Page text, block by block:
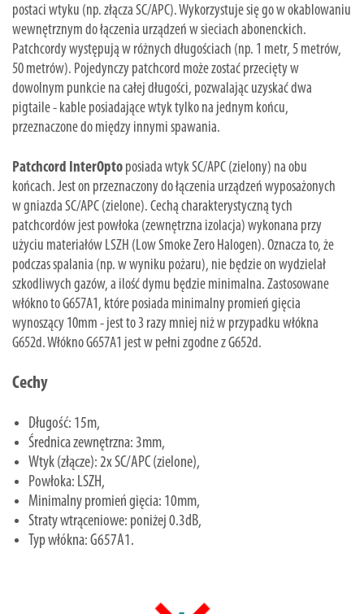
postaci wtyku (np. złącza SC/APC). Wykorzystuje się go w okablowaniu
wewnętrznym do łączenia urządzeń w sieciach abonenckich.
Patchcordy występują w różnych długościach (np. 1 metr, 5 metrów,
50 metrów). Pojedynczy patchcord może zostać przecięty w
dowolnym punkcie na całej długości, pozwalając uzyskać dwa
pigtaile - kable posiadające wtyk tylko na jednym końcu,
przeznaczone do między innymi spawania.
Patchcord InterOpto posiada wtyk SC/APC (zielony) na obu
końcach. Jest on przeznaczony do łączenia urządzeń wyposażonych
w gniazda SC/APC (zielone). Cechą charakterystyczną tych
patchcordów jest powłoka (zewnętrzna izolacja) wykonana przy
użyciu materiałów LSZH (Low Smoke Zero Halogen). Oznacza to, że
podczas spalania (np. w wyniku pożaru), nie będzie on wydzielał
szkodliwych gazów, a ilość dymu będzie minimalna. Zastosowane
włókno to G657A1, które posiada minimalny promień gięcia
wynoszący 10mm - jest to 3 razy mniej niż w przypadku włókna
G652d. Włókno G657A1 jest w pełni zgodne z G652d.
Cechy
Długość: 15m,
Średnica zewnętrzna: 3mm,
Wtyk (złącze): 2x SC/APC (zielone),
Powłoka: LSZH,
Minimalny promień gięcia: 10mm,
Straty wtrąceniowe: poniżej 0.3dB,
Typ włókna: G657A1.